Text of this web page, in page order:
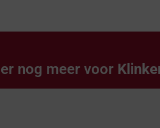
nog meer voor